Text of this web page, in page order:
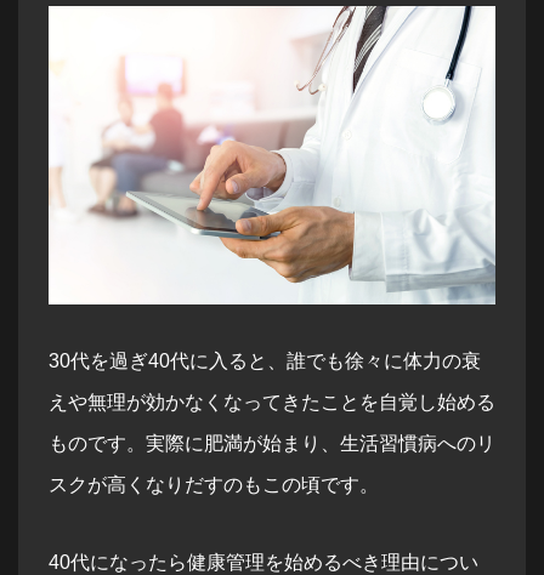
30代を過ぎ40代に入ると、誰でも徐々に体力の衰
えや無理が効かなくなってきたことを自覚し始める
ものです。実際に肥満が始まり、生活習慣病へのリ
スクが高くなりだすのもこの頃です。
40代になったら健康管理を始めるべき理由につい